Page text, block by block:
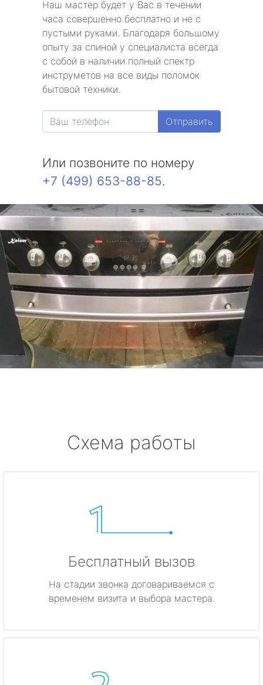
Наш мастер будет у Вас в течении
часа совершенно бесплатно и не с
пустыми руками. Благодаря большому
опыту за спиной у специалиста всегда
с собой в наличии полный спектр
инструметов на все виды поломок
бытовой техники.
Отправить
Или позвоните по номеру
+7 (499) 653-88-85.
Схема работы
Бесплатный вызов
На стадии звонка договариваемся с
временем визита и выбора мастера.